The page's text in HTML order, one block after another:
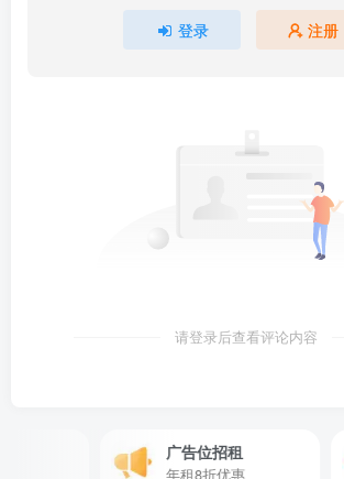
登录 注册
请登录后查看评论内容
广告位招租
年租8折优惠